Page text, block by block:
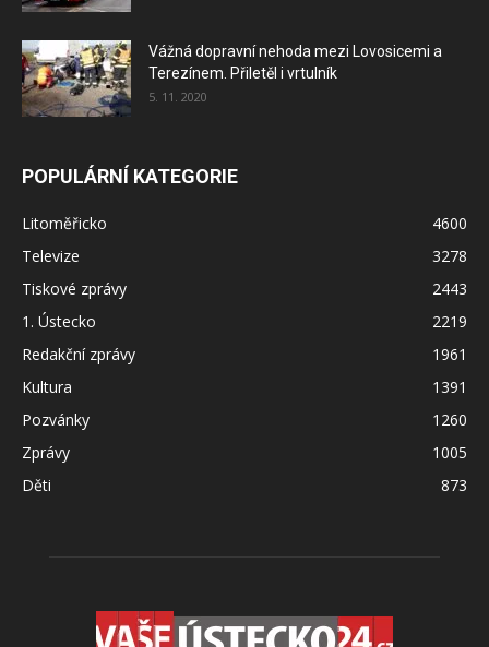
Vážná dopravní nehoda mezi Lovosicemi a
Terezínem. Přiletěl i vrtulník
5. 11. 2020
POPULÁRNÍ KATEGORIE
Litoměřicko
4600
Televize
3278
Tiskové zprávy
2443
1. Ústecko
2219
Redakční zprávy
1961
Kultura
1391
Pozvánky
1260
Zprávy
1005
Děti
873